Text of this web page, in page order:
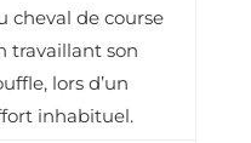
cheval de course
travaillant son
lors d’un
inhabituel.